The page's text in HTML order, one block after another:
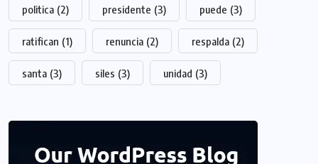
politica (2) presidente (3) puede (3)
ratifican (1) renuncia (2) respalda (2)
santa (3) siles (3) unidad (3)